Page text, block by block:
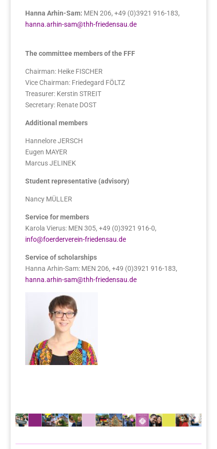
Hanna Arhin-Sam: MEN 206, +49 (0)3921 916-183,
hanna.arhin-sam@thh-friedensau.de
The committee members of the FFF
Chairman: Heike FISCHER
Vice Chairman: Friedegard FÖLTZ
Treasurer: Kerstin STREIT
Secretary: Renate DOST
Additional members
Hannelore JERSCH
Eugen MAYER
Marcus JELINEK
Student representative (advisory)
Nancy MÜLLER
Service for members
Karola Vierus: MEN 305, +49 (0)3921 916-0,
info@foerderverein-friedensau.de
Service of scholarships
Hanna Arhin-Sam: MEN 206, +49 (0)3921 916-183,
hanna.arhin-sam@thh-friedensau.de